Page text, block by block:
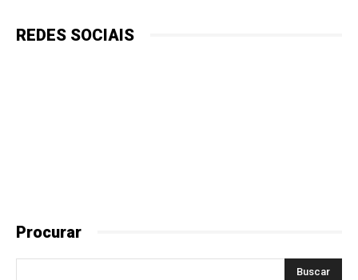
REDES SOCIAIS
Procurar